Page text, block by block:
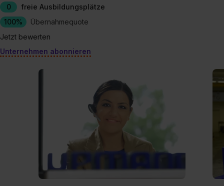
0
freie Ausbildungsplätze
100%
Übernahmequote
Jetzt bewerten
Unternehmen abonnieren